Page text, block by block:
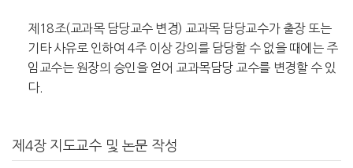
제18조(교과목 담당교수 변경) 교과목 담당교수가 출장 또는
기타 사유로 인하여 4주 이상 강의를 담당할 수 없을 때에는 주
임교수는 원장의 승인을 얻어 교과목담당 교수를 변경할 수 있
다.
제4장 지도교수 및 논문 작성